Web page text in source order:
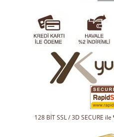
128 BİT SSL / 3D SECURE ile